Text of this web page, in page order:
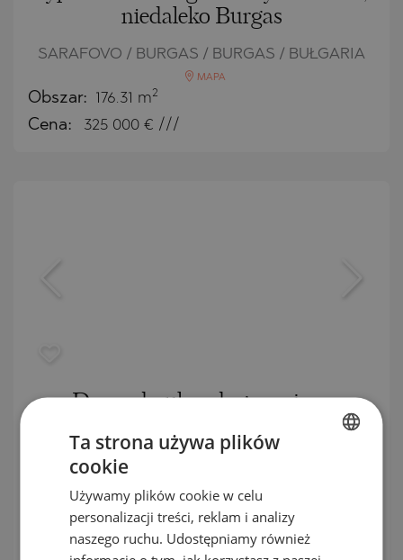
niedaleko Burgas
SARAFOVO / BURGAS / BURGAS / BUŁGARIA
MAPA
Obszar: 176.31 m2
Cena: 325 000 € ///
Domy dwukondygnacyjne z
ogrodzonym kompleksie pomiędzy
Burgas i Pomorie
SARAFOVO / BURGAS / BURGAS / BUŁGARIA
MAPA
Ta strona używa plików
cookie
Używamy plików cookie w celu
personalizacji treści, reklam i analizy
naszego ruchu. Udostępniamy również